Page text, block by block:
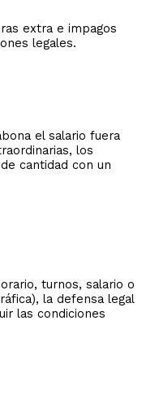
extra e impagos
legales.
el salario fuera
los
cantidad con un
turnos, salario o
la defensa legal
las condiciones